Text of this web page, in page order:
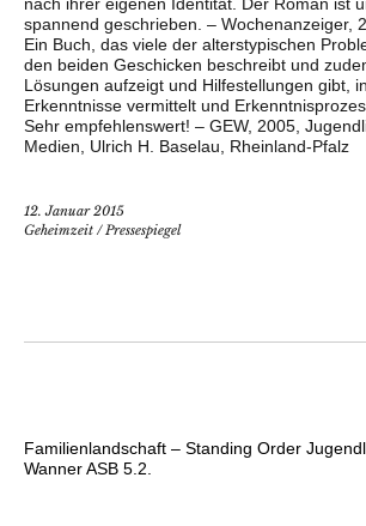
spannend geschrieben. – Wochenanzeiger,
Ein Buch, das viele der alterstypischen
den beiden Geschicken beschreibt und
Lösungen aufzeigt und Hilfestellungen gibt,
Erkenntnisse vermittelt und
Sehr empfehlenswert! – GEW, 2005,
Medien, Ulrich H. Baselau, Rheinland-Pfalz
12. Januar 2015
Geheimzeit /Pressespiegel
Familienlandschaft – Standing Order
Wanner ASB 5.2.